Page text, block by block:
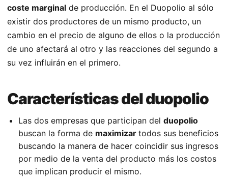
coste marginal de producción. En el Duopolio al sólo
existir dos productores de un mismo producto, un
cambio en el precio de alguno de ellos o la producción
de uno afectará al otro y las reacciones del segundo a
su vez influirán en el primero.
Características del duopolio
Las dos empresas que participan del duopolio
buscan la forma de maximizar todos sus beneficios
buscando la manera de hacer coincidir sus ingresos
por medio de la venta del producto más los costos
que implican producir el mismo.